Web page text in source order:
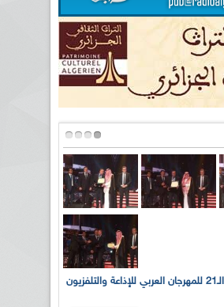
بالصور... الدورة الـ21 للمهرجان العربي للإذاعة والتلفزيون